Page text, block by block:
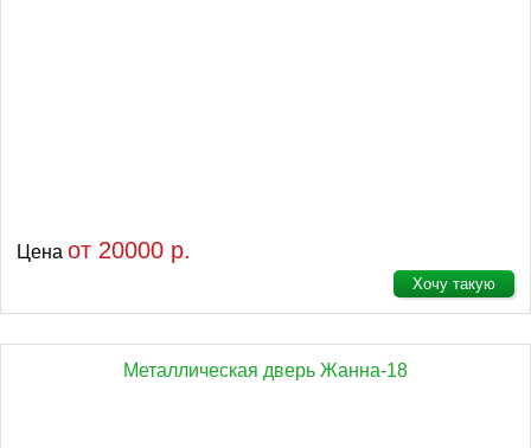
Цена от 20000 р.
Хочу такую
Металлическая дверь Жанна-18